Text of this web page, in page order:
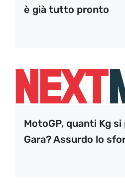
è già tutto pronto
MotoGP, quanti Kg
Gara? Assurdo lo